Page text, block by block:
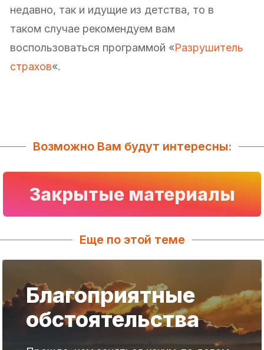
недавно, так и идущие из детства, то в
таком случае рекомендуем вам
воспользоваться программой «Разрушитель
страхов«.
Возможно Вам будут интересны:
Закрытые материалы
Еще по этой теме
Благоприятные
обстоятельства